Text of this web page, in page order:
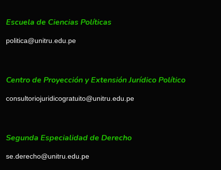
Escuela de Ciencias Políticas
politica@unitru.edu.pe
Centro de Proyección y Extensión Jurídico Político
consultoriojuridicogratuito@unitru.edu.pe
Segunda Especialidad de Derecho
se.derecho@unitru.edu.pe